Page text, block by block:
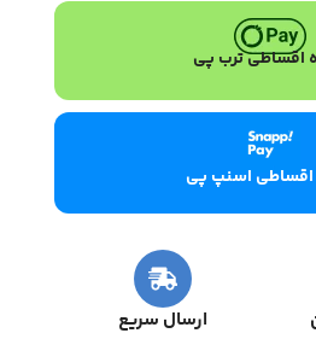
اقساطی ترب پی
اقساطی اسنپ پی
ارسال سریع